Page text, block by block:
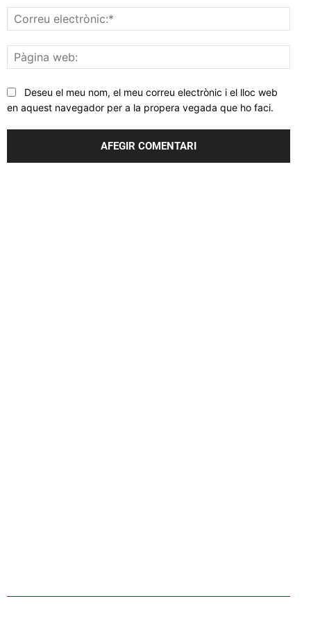
web:
Deseu el meu nom, el meu correu electrònic i el lloc web
en aquest navegador per a la propera vegada que ho faci.